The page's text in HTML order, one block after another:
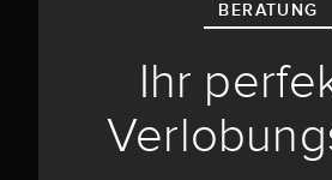
BERATUNG
Ihr